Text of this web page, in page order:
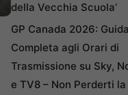
della Vecchia Scuola’
GP Canada 2026: Guida
Completa agli Orari di
Trasmissione su Sky,
e TV8 – Non Perderti la